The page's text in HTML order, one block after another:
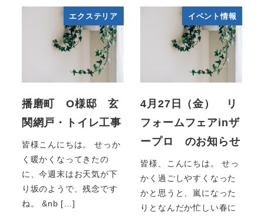
エクステリア
播磨町 O様邸 玄
関網戸・トイレ工事
皆様こんにちは。 せっか
く暖かくなってきたの
に、今週末はお天気が下
り坂のようで、残念です
ね。 &nb […]
イベント情報
4月27日（金） リ
フォームフェアinザ
ープロ のお知らせ
皆様、こんにちは。 せっ
かく過ごしやすくなった
かと思うと、嵐になった
りとなんだか忙しい春に